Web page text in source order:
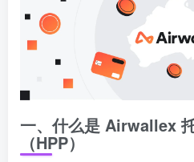
一、什么是 Airwallex
（HPP）